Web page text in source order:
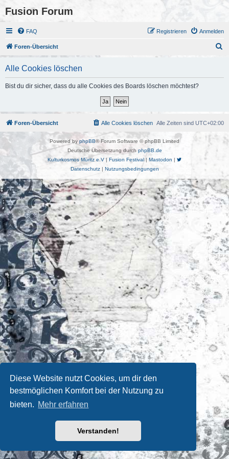
Diese Website nutzt Cookies, um dir den
bestmöglichen Komfort bei der Nutzung zu
bieten. Mehr erfahren
Verstanden!
Fusion Forum
FAQ Anmelden
Registrieren
Foren-Übersicht
Alle Cookies löschen
Bist du dir sicher, dass du alle Cookies des Boards löschen möchtest?
Foren-Übersicht Alle Zeiten sind UTC+02:00
Alle Cookies löschen
Powered by phpBB® Forum Software © phpBB Limited
Deutsche Übersetzung durch phpBB.de
Kulturkosmos Müritz e.V | Fusion Festival| Mastodon |
Datenschutz| Nutzungsbedingungen